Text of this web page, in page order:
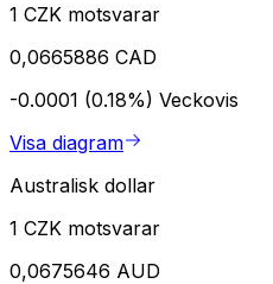
1 CZK motsvarar
0,0665886 CAD
-0.0001 (0.18%) Veckovis
Visa diagram
Australisk dollar
1 CZK motsvarar
0,0675646 AUD